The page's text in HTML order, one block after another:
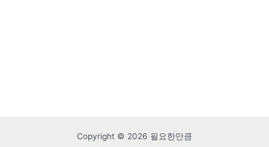
Copyright © 2026 필요한만큼